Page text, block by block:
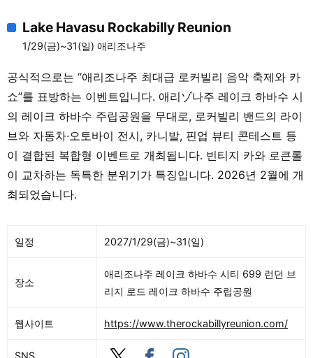
SPECIAL EVENT【2026-01-22】Emmet
Cohen Presents: Miles and Coltrane at
Parade / Late Night with Alex
Weitz【2026-01-23】Dee Dee
Bridgewater with Bill Charlap / ELEW
Plays Sting / Afterglow with Morani
Sanders / Late Night with Brice
Winston【2026-01-24】Cory Wong /
Jazz Ensemble / Rachel Eckroth
Lake Havasu Rockabilly Reunion
1/29(금)~31(일) 애리조나주
공식적으로는 “애리조나주 최대급 로커빌리 음악 축제와 카
쇼”를 표방하는 이벤트입니다. 애리ゾ나주 레이크 하바수 시
의 레이크 하바수 주립공원을 무대로, 로커빌리 밴드의 라이
브와 자동차·오토바이 전시, 카니발, 핀업 뷰티 콘테스트 등
이 결합된 복합형 이벤트로 개최됩니다. 빈티지 카와 로큰롤
이 교차하는 독특한 분위기가 특징입니다. 2026년 2월에 개
최되었습니다.
일정 2027/1/29(금)~31(일)
장소
애리조나주 레이크 하바수 시티 699 런던 브
리지 로드 레이크 하바수 주립공원
웹사이트 https://www.therockabillyreunion.com/
SNS